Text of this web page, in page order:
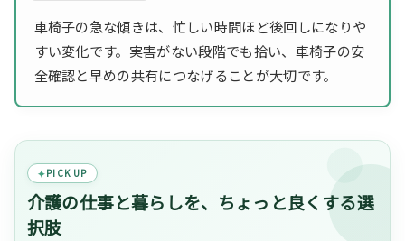
車椅子の急な傾きは、忙しい時間ほど後回しになりや
すい変化です。実害がない段階でも拾い、車椅子の安
全確認と早めの共有につなげることが大切です。
PICK UP
介護の仕事と暮らしを、ちょっと良くする選
択肢